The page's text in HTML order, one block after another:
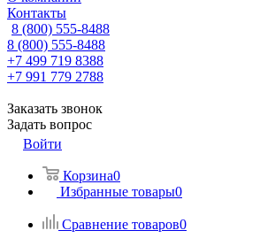
Контакты
8 (800) 555-8488
8 (800) 555-8488
+7 499 719 8388
+7 991 779 2788
Заказать звонок
Задать вопрос
Войти
Корзина0
Избранные товары0
Сравнение товаров0